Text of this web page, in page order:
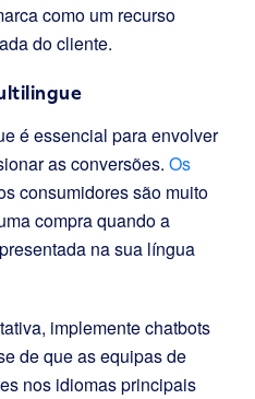
como um recurso
do cliente.
é essencial para envolver
as conversões. Os
consumidores são muito
compra quando a
na sua língua
implemente chatbots
de que as equipas de
nos idiomas principais